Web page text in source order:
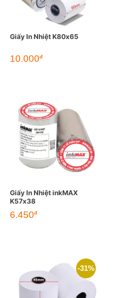
Giấy In Nhiệt K80x65
10.000đ
Giấy In Nhiệt inkMAX
K57x38
6.450đ
-31%